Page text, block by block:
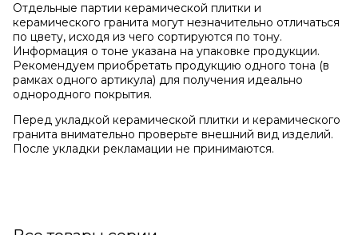
Отдельные партии керамической плитки и
керамического гранита могут незначительно отличаться
по цвету, исходя из чего сортируются по тону.
Информация о тоне указана на упаковке продукции.
Рекомендуем приобретать продукцию одного тона (в
рамках одного артикула) для получения идеально
однородного покрытия.
Перед укладкой керамической плитки и керамического
гранита внимательно проверьте внешний вид изделий.
После укладки рекламации не принимаются.